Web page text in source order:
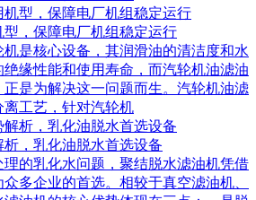
，保障电厂机组稳定运行
是核心设备，其润滑油的清洁度和水
缘性能和使用寿命，而汽轮机油滤油
是为解决这一问题而生。汽轮机油滤
工艺，针对汽轮机
，乳化油脱水首选设备
的乳化水问题，聚结脱水滤油机凭借
多企业的首选。相较于真空滤油机、